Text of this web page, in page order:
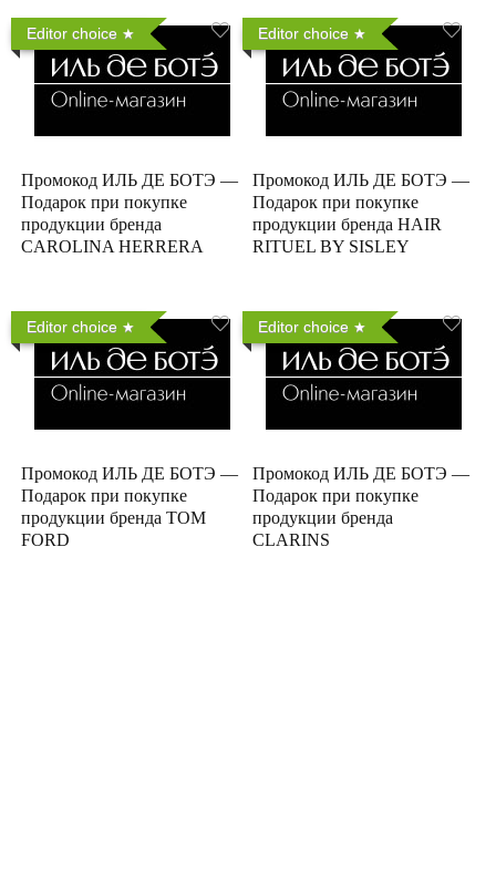
Editor choice
Промокод ИЛЬ ДЕ БОТЭ —
Подарок при покупке
продукции бренда
CAROLINA HERRERA
Editor choice
Промокод ИЛЬ ДЕ БОТЭ —
Подарок при покупке
продукции бренда HAIR
RITUEL BY SISLEY
Editor choice
Промокод ИЛЬ ДЕ БОТЭ —
Подарок при покупке
продукции бренда TOM
FORD
Editor choice
Промокод ИЛЬ ДЕ БОТЭ —
Подарок при покупке
продукции бренда
CLARINS